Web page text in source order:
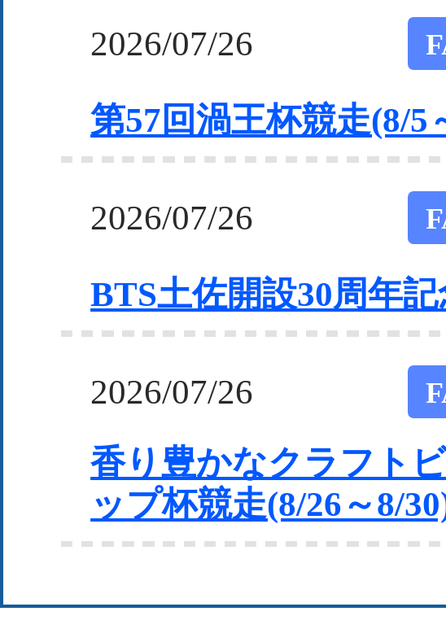
2026/07/26
第57回渦王杯競走(8/5
2026/07/26
BTS土佐開設30周年
2026/07/26
香り豊かなクラフト
ップ杯競走(8/26～8/